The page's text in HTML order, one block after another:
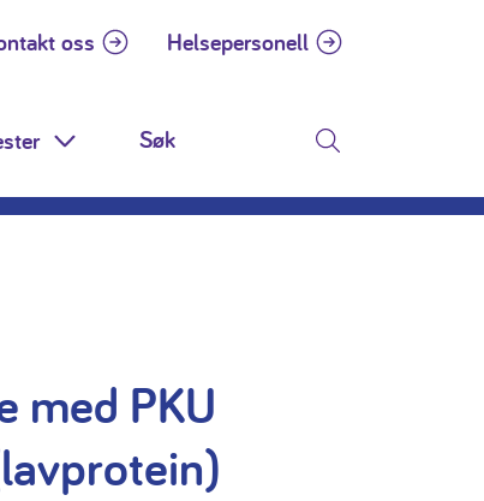
oss Helsepersonell
Toggle Dropdown Søk
med PKU